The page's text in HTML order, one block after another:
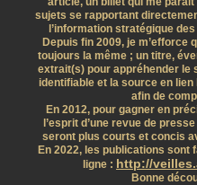
sujets se rapportant
l’information stratégique
Depuis fin 2009, je m’efforce
toujours la même ; un titre,
extrait(s) pour appréhender le
identifiable et la source en
afin de
En 2012, pour gagner en
l’esprit d’une revue de
seront plus courts et concis
En 2022, les publications sont
ligne : http://
Bonne